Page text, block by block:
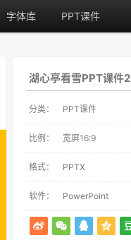
字体库 PPT课件
湖心亭看雪PPT课件2
分类： PPT课件
比例： 宽屏16:9
格式： PPTX
软件： PowerPoint